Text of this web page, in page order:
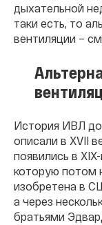
дыхательной
таки есть, то
вентиляции –
История ИВЛ
описали в XVII
появились в
которую потом
изобретена в
а через
братьями